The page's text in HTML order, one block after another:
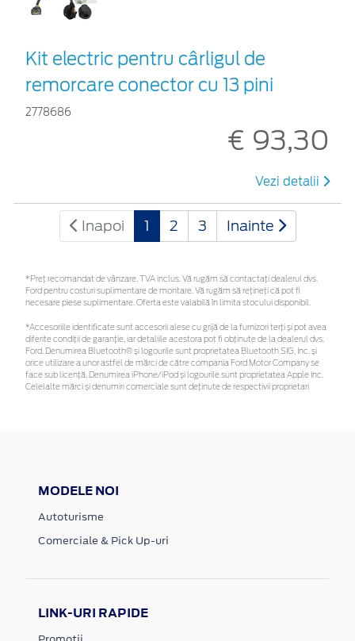
Kit electric pentru cârligul de
remorcare conector cu 13 pini
2778686
€ 93,30
Vezi detalii
Inapoi 1 2 3 Inainte
*Preţ recomandat de vânzare, TVA inclus. Vă rugăm să contactaţi dealerul dvs.
Ford pentru costuri suplimentare de montare. Vă rugăm să rețineți că pot fi
necesare piese suplimentare. Oferta este valabilă în limita stocului disponibil.
*Accesoriile identificate sunt accesorii alese cu grijă de la furnizori terți și pot avea
diferite condiții de garanție, iar detaliile acestora pot fi obținute de la dealerul dvs.
Ford. Denumirea Bluetooth® și logourile sunt proprietatea Bluetooth SIG, Inc. și
orice utilizare a unor astfel de mărci de către compania Ford Motor Company se
face sub licență. Denumirea iPhone/iPod și logourile sunt proprietatea Apple Inc.
Celelalte mărci și denumiri comerciale sunt deținute de respectivii proprietari
MODELE NOI
Autoturisme
Comerciale & Pick Up-uri
LINK-URI RAPIDE